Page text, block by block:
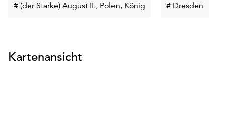
# (der Starke) August II., Polen, König Schlüsselwort
# Dresden
Kartenansicht